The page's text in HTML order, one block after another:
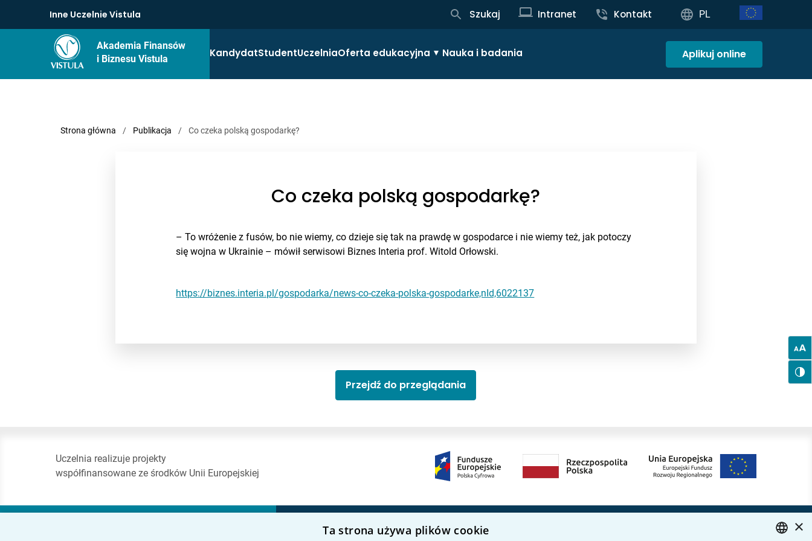
Inne Uczelnie Vistula Szukaj Intranet Kontakt PL
Akademia Finansów
i Biznesu Vistula
KandydatStudentUczelniaOferta edukacyjna Nauka i badania Aplikuj online
Strona główna / Publikacja / Co czeka polską gospodarkę?
Co czeka polską gospodarkę?
– To wróżenie z fusów, bo nie wiemy, co dzieje się tak na prawdę w gospodarce i nie wiemy też, jak potoczy
się wojna w Ukrainie – mówił serwisowi Biznes Interia prof. Witold Orłowski.
https://biznes.interia.pl/gospodarka/news-co-czeka-polska-gospodarke,nId,6022137
Przejdź do przeglądania
Uczelnia realizuje projekty
współfinansowane ze środków Unii Europejskiej
Kierunki studiów Nauka i badania
×
Ta strona używa plików cookie